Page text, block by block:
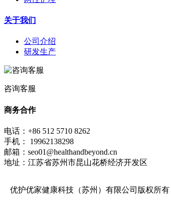
关于我们
公司介绍
研发生产
咨询客服
商务合作
电话：+86 512 5710 8262
手机： 19962138298
邮箱：seo01@healthandbeyond.cn
地址：江苏省苏州市昆山花桥经济开发区
优护优家健康科技（苏州）有限公司版权所有